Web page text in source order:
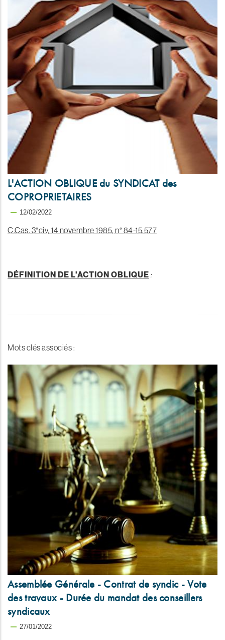
L'ACTION OBLIQUE du SYNDICAT des
COPROPRIETAIRES
12/02/2022
C.Cas. 3°civ, 14 novembre 1985, n° 84-15.577
DÉFINITION DE L'ACTION OBLIQUE :
Mots clés associés :
Assemblée Générale - Contrat de syndic - Vote
des travaux - Durée du mandat des conseillers
syndicaux
27/01/2022